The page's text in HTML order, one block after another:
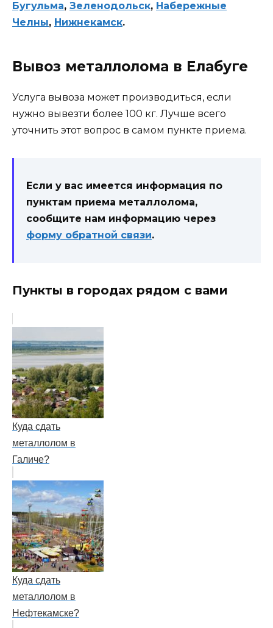
Бугульма, Зеленодольск, Набережные
Челны, Нижнекамск.
Вывоз металлолома в Елабуге
Услуга вывоза может производиться, если
нужно вывезти более 100 кг. Лучше всего
уточнить этот вопрос в самом пункте приема.
Если у вас имеется информация по
пунктам приема металлолома,
сообщите нам информацию через
форму обратной связи.
Пункты в городах рядом с вами
Куда сдать
металлолом в
Галиче?
Куда сдать
металлолом в
Нефтекамске?